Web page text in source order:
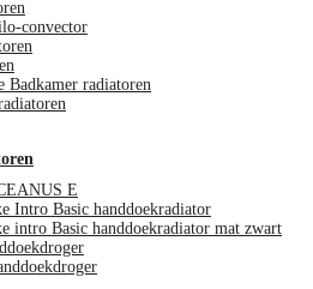
convector
Badkamer radiatoren
E
Intro Basic handdoekradiator
intro Basic handdoekradiator mat zwart